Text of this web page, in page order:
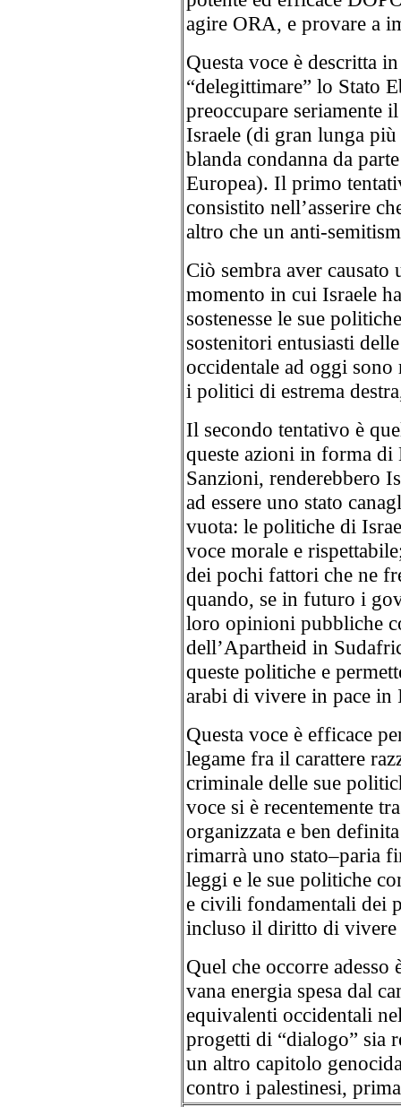
agire ORA, e provare a
Questa voce è descritta
“delegittimare” lo Stato
preoccupare seriamente
Israele (di gran lunga
blanda condanna da
Europea). Il primo
consistito nell’asserire
altro che un anti-
Ciò sembra aver
momento in cui Israele
sostenesse le sue
sostenitori entusiasti
occidentale ad oggi
i politici di estrema
Il secondo tentativo è
queste azioni in forma
Sanzioni, renderebbero
ad essere uno stato
vuota: le politiche di
voce morale e
dei pochi fattori che ne
quando, se in futuro i
loro opinioni pubbliche
dell’Apartheid in
queste politiche e
arabi di vivere in pace in
Questa voce è efficace
legame fra il carattere
criminale delle sue
voce si è recentemente
organizzata e ben
rimarrà uno stato–paria
leggi e le sue politiche
e civili fondamentali dei
incluso il diritto di vivere
Quel che occorre
vana energia spesa dal
equivalenti occidentali
progetti di “dialogo” sia
un altro capitolo
contro i palestinesi,